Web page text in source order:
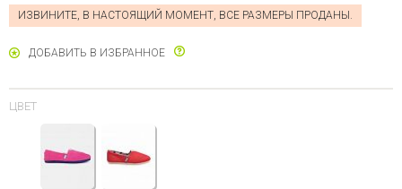
ИЗВИНИТЕ, В НАСТОЯЩИЙ МОМЕНТ, ВСЕ РАЗМЕРЫ ПРОДАНЫ.
ДОБАВИТЬ В ИЗБРАННОЕ
ЦВЕТ